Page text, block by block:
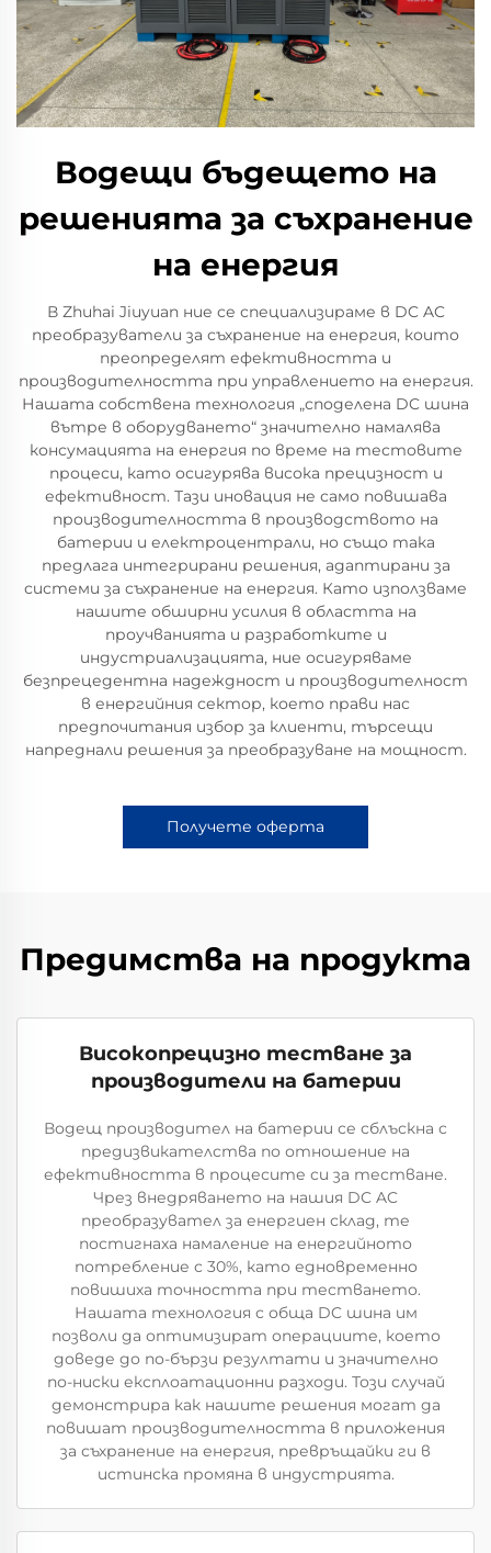
Водещи бъдещето на
решенията за съхранение
на енергия
В Zhuhai Jiuyuan ние се специализираме в DC AC
преобразуватели за съхранение на енергия, които
преопределят ефективността и
производителността при управлението на енергия.
Нашата собствена технология „споделена DC шина
вътре в оборудването“ значително намалява
консумацията на енергия по време на тестовите
процеси, като осигурява висока прецизност и
ефективност. Тази иновация не само повишава
производителността в производството на
батерии и електроцентрали, но също така
предлага интегрирани решения, адаптирани за
системи за съхранение на енергия. Като използваме
нашите обширни усилия в областта на
проучванията и разработките и
индустриализацията, ние осигуряваме
безпрецедентна надеждност и производителност
в енергийния сектор, което прави нас
предпочитания избор за клиенти, търсещи
напреднали решения за преобразуване на мощност.
Получете оферта
Предимства на продукта
Високопрецизно тестване за
производители на батерии
Водещ производител на батерии се сблъскна с
предизвикателства по отношение на
ефективността в процесите си за тестване.
Чрез внедряването на нашия DC AC
преобразувател за енергиен склад, те
постигнаха намаление на енергийното
потребление с 30%, като едновременно
повишиха точността при тестването.
Нашата технология с обща DC шина им
позволи да оптимизират операциите, което
доведе до по-бързи резултати и значително
по-ниски експлоатационни разходи. Този случай
демонстрира как нашите решения могат да
повишат производителността в приложения
за съхранение на енергия, превръщайки ги в
истинска промяна в индустрията.